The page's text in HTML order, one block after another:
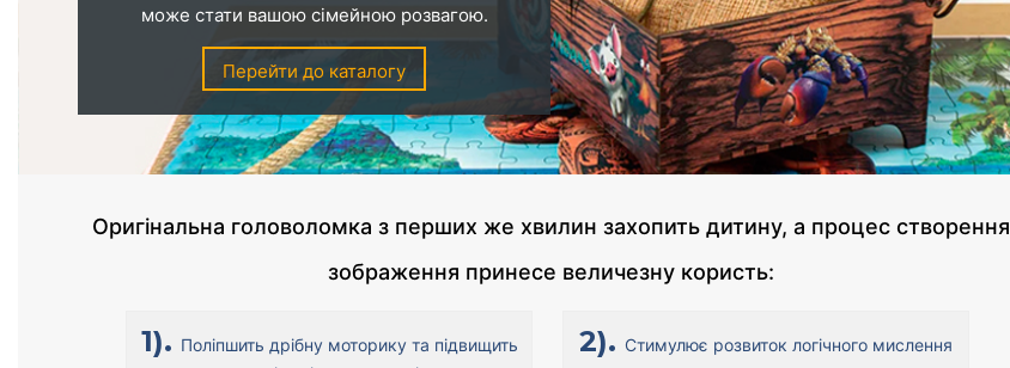
може стати вашою сімейною розвагою.
Перейти до каталогу
Оригінальна головоломка з перших же хвилин захопить дитину, а процес створення
зображення принесе величезну користь:
1). Поліпшить дрібну моторику та підвищить
2). Стимулює розвиток логічного мислення